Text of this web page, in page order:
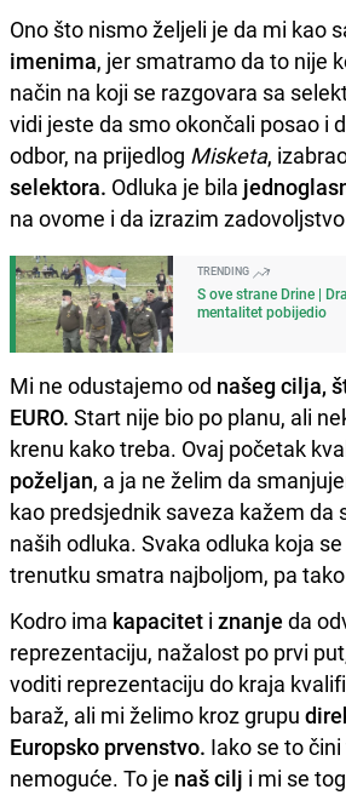
Ono što nismo željeli je da mi kao
imenima, jer smatramo da to nije
način na koji se razgovara sa
vidi jeste da smo okončali posao i
odbor, na prijedlog Misketa,
selektora. Odluka je bila
na ovome i da izrazim
TRENDING
S ove strane Drine |
mentalitet pobijedio
Mi ne odustajemo od našeg cilja,
EURO. Start nije bio po planu, ali
krenu kako treba. Ovaj početak
poželjan, a ja ne želim da
kao predsjednik saveza kažem da
naših odluka. Svaka odluka koja
trenutku smatra najboljom, pa
Kodro ima kapacitet i znanje da
reprezentaciju, nažalost po prvi
voditi reprezentaciju do kraja
baraž, ali mi želimo kroz grupu
Europsko prvenstvo. Iako se to
nemoguće. To je naš cilj i mi se